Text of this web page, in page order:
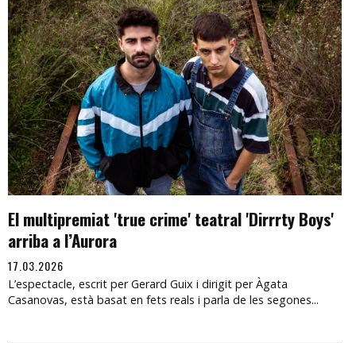
El multipremiat 'true crime' teatral 'Dirrrty Boys'
arriba a l’Aurora
17.03.2026
L’espectacle, escrit per Gerard Guix i dirigit per Àgata
Casanovas, està basat en fets reals i parla de les segones...